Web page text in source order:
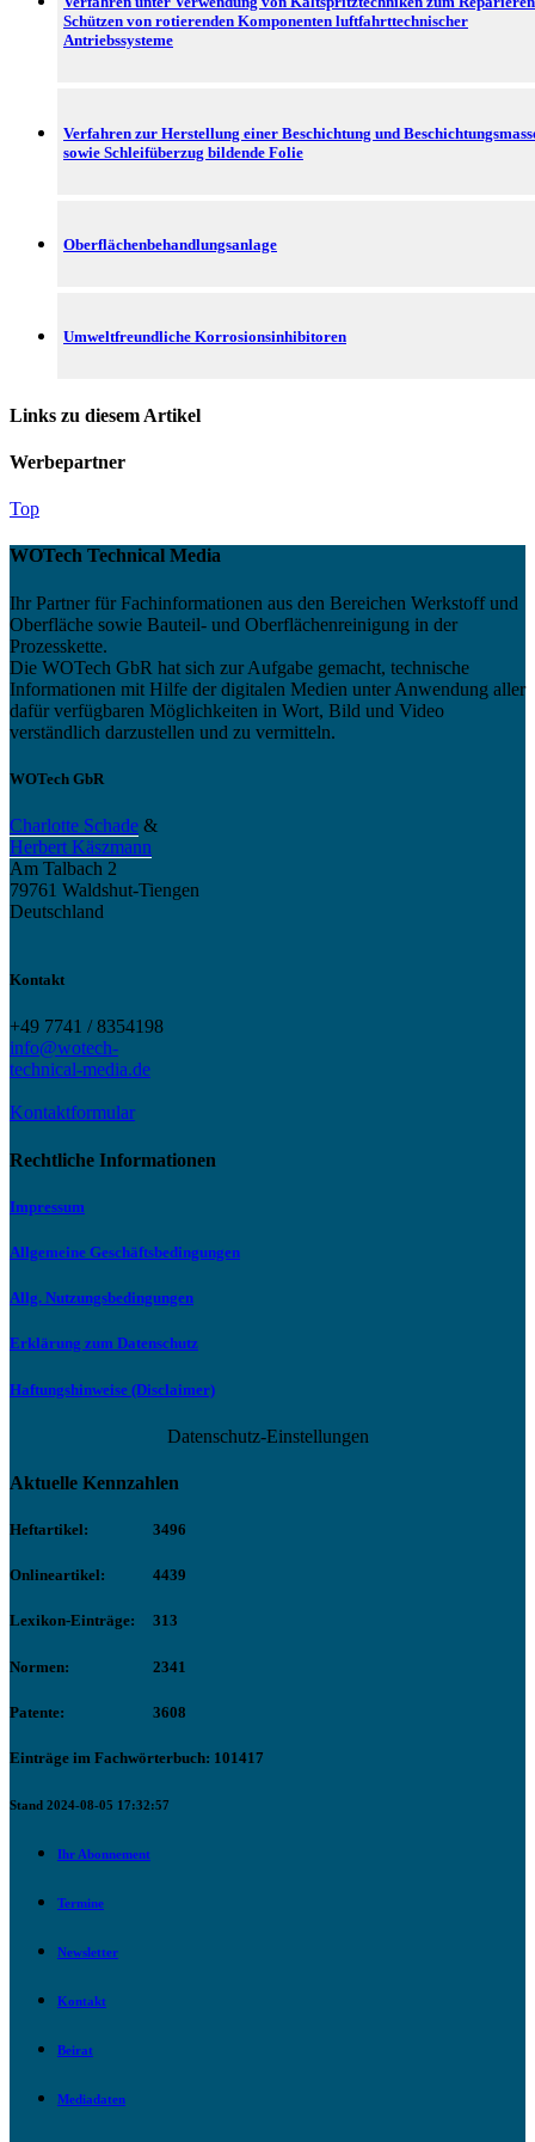
Schützen von rotierenden Komponenten luftfahrttechnischer
Antriebssysteme
Verfahren zur Herstellung einer Beschichtung und
sowie Schleifüberzug bildende Folie
Oberflächenbehandlungsanlage
Umweltfreundliche Korrosionsinhibitoren
Links zu diesem Artikel
Werbepartner
Top
WOTech Technical Media
Ihr Partner für Fachinformationen aus den Bereichen Werkstoff und
Oberfläche sowie Bauteil- und Oberflächenreinigung in der
Prozesskette.
Die WOTech GbR hat sich zur Aufgabe gemacht, technische
Informationen mit Hilfe der digitalen Medien unter Anwendung aller
dafür verfügbaren Möglichkeiten in Wort, Bild und Video
verständlich darzustellen und zu vermitteln.
WOTech GbR
Charlotte Schade &
Herbert Käszmann
Am Talbach 2
79761 Waldshut-Tiengen
Deutschland
Kontakt
+49 7741 / 8354198
info@wotech-
technical-media.de
Kontaktformular
Rechtliche Informationen
Impressum
Allgemeine Geschäftsbedingungen
Allg. Nutzungsbedingungen
Erklärung zum Datenschutz
Haftungshinweise (Disclaimer)
Datenschutz-Einstellungen
Aktuelle Kennzahlen
Heftartikel: 3496
Onlineartikel: 4439
Lexikon-Einträge: 313
Normen: 2341
Patente: 3608
Einträge im Fachwörterbuch: 101417
Stand 2024-08-05 17:32:57
Ihr Abonnement
Termine
Newsletter
Kontakt
Beirat
Mediadaten